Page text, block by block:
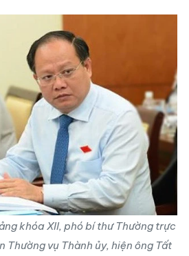
khóa XII, phó bí thư Thường trực
Thường vụ Thành ủy, hiện ông Tất